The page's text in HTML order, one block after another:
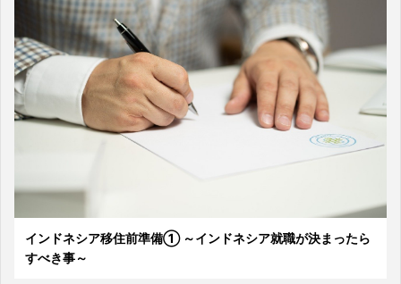
インドネシア移住前準備① ～インドネシア就職が決まったら
すべき事～